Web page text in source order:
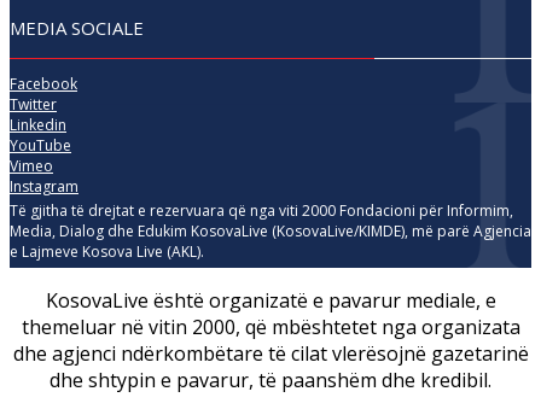
MEDIA SOCIALE
Facebook
Twitter
Linkedin
YouTube
Vimeo
Instagram
Të gjitha të drejtat e rezervuara që nga viti 2000 Fondacioni për Informim,
Media, Dialog dhe Edukim KosovaLive (KosovaLive/KIMDE), më parë Agjencia
e Lajmeve Kosova Live (AKL).
KosovaLive është organizatë e pavarur mediale, e
themeluar në vitin 2000, që mbështetet nga organizata
dhe agjenci ndërkombëtare të cilat vlerësojnë gazetarinë
dhe shtypin e pavarur, të paanshëm dhe kredibil.